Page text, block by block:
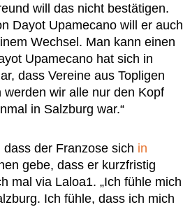
will das nicht bestätigen.
Dayot Upamecano will er auch
Wechsel. Man kann einen
Upamecano hat sich in
dass Vereine aus Topligen
wir alle nur den Kopf
in Salzburg war.“
der Franzose sich in
gebe, dass er kurzfristig
mal via Laloa1. „Ich fühle mich
Ich fühle, dass ich mich